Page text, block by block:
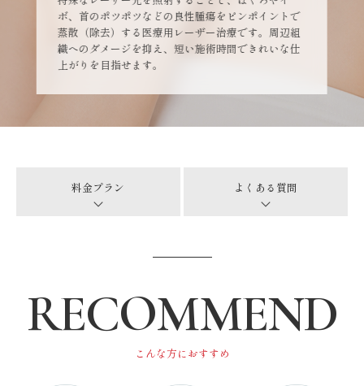
ボ、首のポツポツなどの良性腫瘍をピンポイントで
蒸散（除去）する医療用レーザー治療です。周辺組
織へのダメージを抑え、短い施術時間できれいな仕
上がりを目指せます。
料金プラン よくある質問
RECOMMEND
こんな方におすすめ